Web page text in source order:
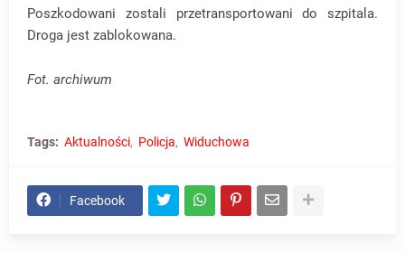
Poszkodowani zostali przetransportowani do szpitala.
Droga jest zablokowana.
Fot. archiwum
Tags: Aktualności Policja Widuchowa
Facebook